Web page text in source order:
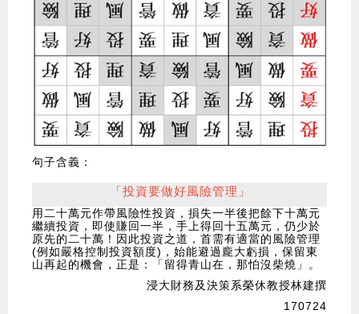
句子含義：
「投資要做好風險管理」
用二十萬元作帶風險性投資，損失一半後把餘下十萬元
繼續投資，即使賺回一半，手上得回十五萬元，仍少於
原先的二十萬！因此投資之道，首需有適當的風險管理
(例如嚴格控制投資額度)，始能避過龐大虧損，保留東
山再起的機會，正是：「留得青山在，那怕沒柴燒」。
浸大財務及決策系榮休教授林建撰
170724